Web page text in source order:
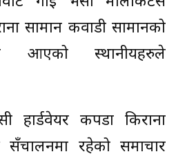
सामान कवाडी सामानको
आएको स्थानीयहरुले
हार्डवेयर कपडा किराना
सँचालनमा रहेको समाचार